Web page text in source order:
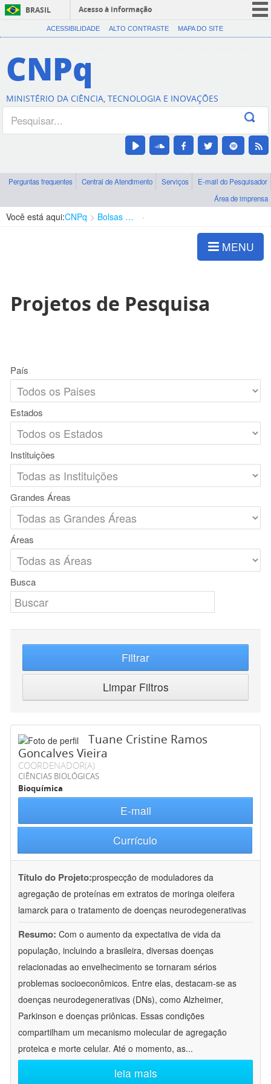
BRASIL
Acesso à informação
CORONAVÍRUS (COVID-19)
Canais
ACESSIBILIDADE ALTO CONTRASTE MAPA DO SITE
CNPq
MINISTÉRIO DA CIÊNCIA, TECNOLOGIA E INOVAÇÕES
Perguntas frequentes Central de Atendimento Serviços
E-mail do Pesquisador
Área de imprensa
Você está aqui:CNPq Bolsas e Auxílios Vigentes
MENU
Projetos de Pesquisa
País
Estados
Instituições
Grandes Áreas
Áreas
Busca
Filtrar
Limpar Filtros
Tuane Cristine Ramos
Goncalves Vieira
COORDENADOR(A)
CIÊNCIAS BIOLÓGICAS
Bioquímica
E-mail
Currículo
Título do Projeto:prospecção de moduladores da
agregação de proteínas em extratos de moringa oleifera
lamarck para o tratamento de doenças neurodegenerativas
Resumo: Com o aumento da expectativa de vida da
população, incluindo a brasileira, diversas doenças
relacionadas ao envelhecimento se tornaram sérios
problemas socioeconômicos. Entre elas, destacam-se as
doenças neurodegenerativas (DNs), como Alzheimer,
Parkinson e doenças priônicas. Essas condições
compartilham um mecanismo molecular de agregação
proteica e morte celular. Até o momento, as...
leia mais